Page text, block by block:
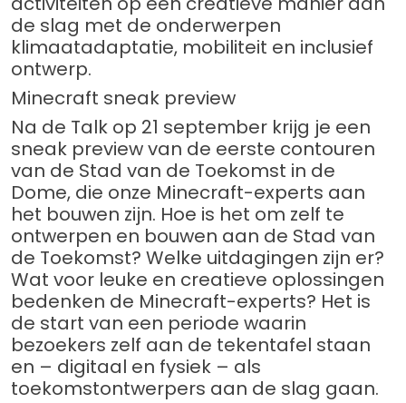
de slag met de onderwerpen
klimaatadaptatie, mobiliteit en inclusief
ontwerp.
Minecraft sneak preview
Na de Talk op 21 september krijg je een
sneak preview van de eerste contouren
van de Stad van de Toekomst in de
Dome, die onze Minecraft-experts aan
het bouwen zijn. Hoe is het om zelf te
ontwerpen en bouwen aan de Stad van
de Toekomst? Welke uitdagingen zijn er?
Wat voor leuke en creatieve oplossingen
bedenken de Minecraft-experts? Het is
de start van een periode waarin
bezoekers zelf aan de tekentafel staan
en – digitaal en fysiek – als
toekomstontwerpers aan de slag gaan.